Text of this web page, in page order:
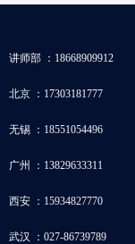
讲师部 ：18668909912
北京 ：17303181777
无锡 ：18551054496
广州 ：13829633311
西安 ：15934827770
武汉 ：027-86739789